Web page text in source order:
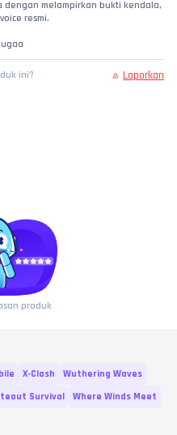
dengan melampirkan bukti kendala,
resmi.
ini? Laporkan
produk
X-Clash
Wuthering Waves
Survival
Where Winds Meet